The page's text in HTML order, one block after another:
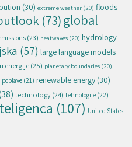
(30) extreme weather (20) floods
(73)global
(23) heatwaves (20) hydrology
(57) large language models
energije(25) planetary boundaries (20)
poplave (21) renewable energy (30)
technology(24) tehnologije (22)
(107) United States